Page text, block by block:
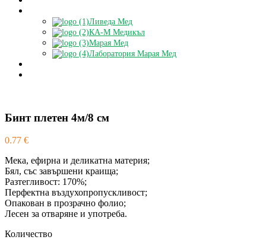
Ливеда Мед
КА-М Медикъл
Марая Мед
Лаборатория Марая Мед
Бинт плетен 4м/8 см
0.77 €
Мека, ефирна и деликатна материя;
Бял, със завършени краища;
Разтегливост: 170%;
Перфектна въздухопропускливост;
Опакован в прозрачно фолио;
Лесен за отваряне и употреба.
Количество